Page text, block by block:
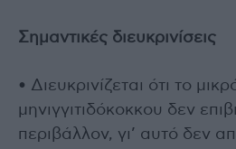
Σημαντικές διευκρινίσεις
• Διευκρινίζεται ότι το
μηνιγγιτιδόκοκκου δεν
περιβάλλον, γι’ αυτό δεν